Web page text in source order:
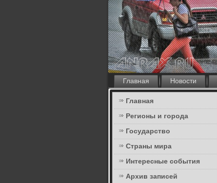
Главная Новости
Главная
Регионы и города
Государство
Страны мира
Интересные события
Архив записей